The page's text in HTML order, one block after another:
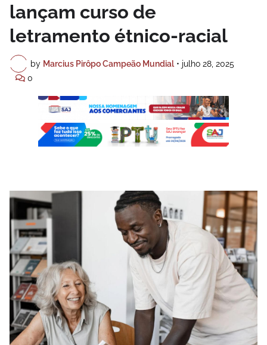
lançam curso de
letramento étnico-racial
by Marcius Pirôpo Campeão Mundial • julho 28, 2025
0